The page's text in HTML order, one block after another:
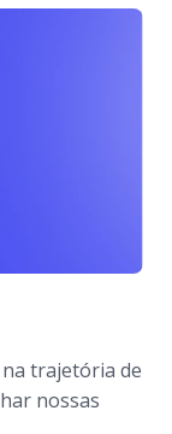
trajetória de
nossas